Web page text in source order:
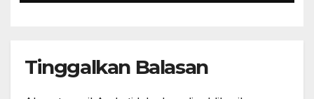
Tinggalkan Balasan